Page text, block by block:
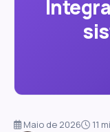
Maio de 2026 11